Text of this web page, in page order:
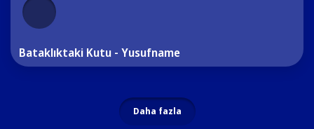
Bataklıktaki Kutu - Yusufname
Daha fazla